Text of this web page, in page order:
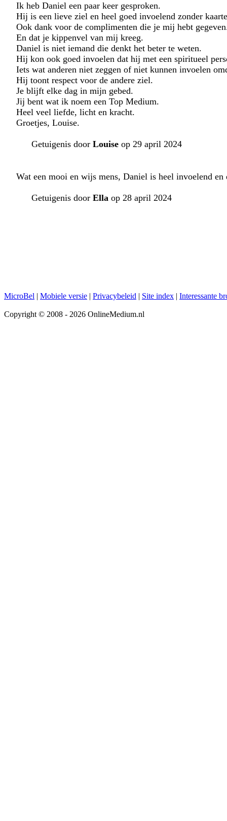
Ik heb Daniel een paar keer gesproken.
Hij is een lieve ziel en heel goed invoelend zonder
Ook dank voor de complimenten die je mij hebt
En dat je kippenvel van mij kreeg.
Daniel is niet iemand die denkt het beter te weten.
Hij kon ook goed invoelen dat hij met een spiritueel
Iets wat anderen niet zeggen of niet kunnen invoelen
Hij toont respect voor de andere ziel.
Je blijft elke dag in mijn gebed.
Jij bent wat ik noem een Top Medium.
Heel veel liefde, licht en kracht.
Groetjes, Louise.
Getuigenis door Louise op 29 april 2024
Wat een mooi en wijs mens, Daniel is heel invoelend
Getuigenis door Ella op 28 april 2024
MicroBel | Mobiele versie | Privacybeleid | Site index | Interessante
Copyright © 2008 - 2026 OnlineMedium.nl